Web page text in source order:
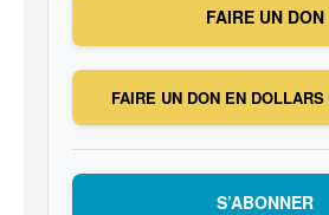
FAIRE UN DON
FAIRE UN DON EN
S’ABONNER